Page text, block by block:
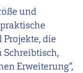
und
Projekte, die
Schreibtisch,
Erweiterung“,